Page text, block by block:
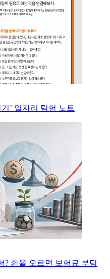
’ 일자리 탐험 노트
? 환율 오르면 보험료 부담